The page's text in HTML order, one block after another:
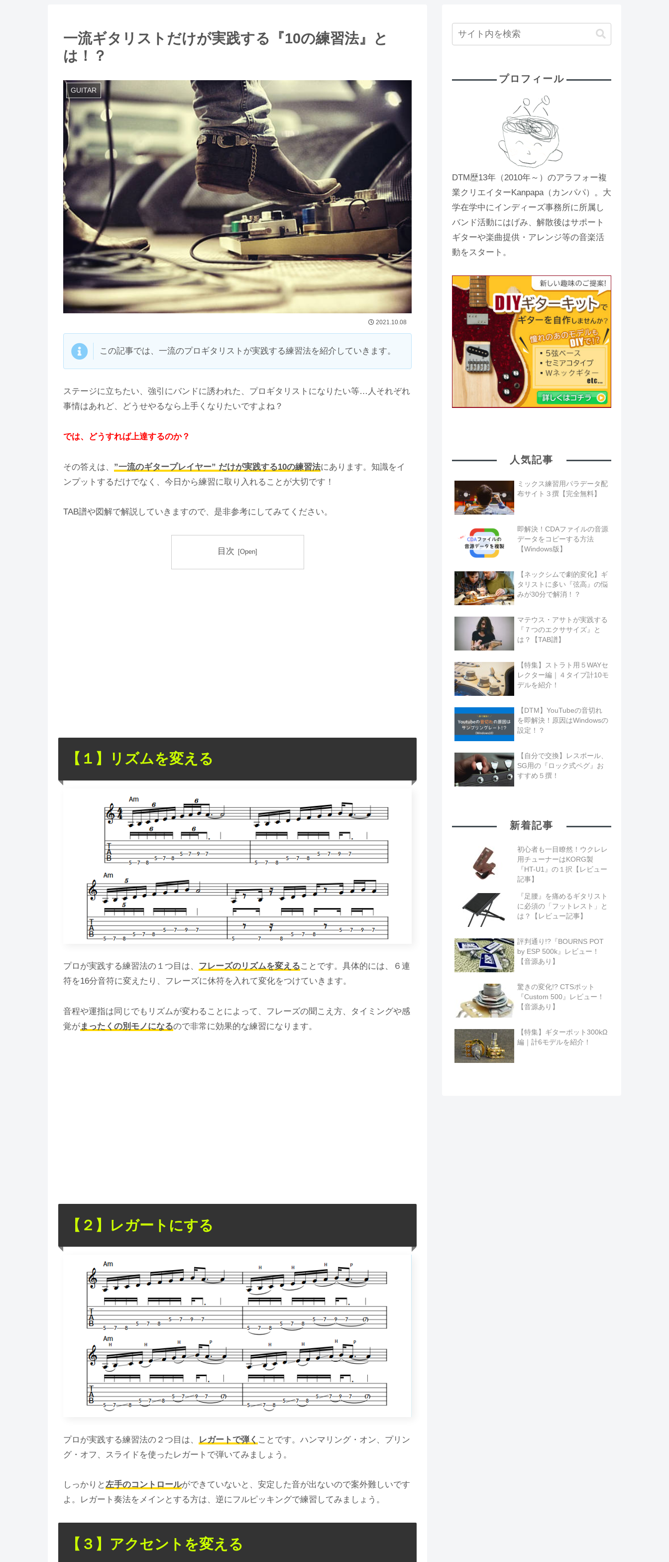
一流ギタリストだけが実践する『10の練習法』と
は！？
GUITAR
2021.10.08
この記事では、一流のプロギタリストが実践する練習法を紹介していきます。
ステージに立ちたい、強引にバンドに誘われた、プロギタリストになりたい等…人それぞれ
事情はあれど、どうせやるなら上手くなりたいですよね？
では、どうすれば上達するのか？
その答えは、 ”一流のギタープレイヤー” だけが実践する10の練習法にあります。知識をイ
ンプットするだけでなく、今日から練習に取り入れることが大切です！
TAB譜や図解で解説していきますので、是非参考にしてみてください。
目次
【１】リズムを変える
プロが実践する練習法の１つ目は、 フレーズのリズムを変えることです。具体的には、６連
符を16分音符に変えたり、フレーズに休符を入れて変化をつけていきます。
音程や運指は同じでもリズムが変わることによって、フレーズの聞こえ方、タイミングや感
覚がまったくの別モノになるので非常に効果的な練習になります。
【２】レガートにする
プロが実践する練習法の２つ目は、 レガートで弾く ことです。ハンマリング・オン、プリン
グ・オフ、スライドを使ったレガートで弾いてみましょう。
しっかりと左手のコントロールができていないと、安定した音が出ないので案外難しいです
よ。レガート奏法をメインとする方は、逆にフルピッキングで練習してみましょう。
【３】アクセントを変える
プロフィール
DTM歴13年（2010年～）のアラフォー複
業クリエイターKanpapa（カンパパ）。大
学在学中にインディーズ事務所に所属し
バンド活動にはげみ、解散後はサポート
ギターや楽曲提供・アレンジ等の音楽活
動をスタート。
人気記事
ミックス練習用パラデータ配
布サイト３撰【完全無料】
即解決！CDAファイルの音源
データをコピーする方法
【Windows版】
【ネックシムで劇的変化】ギ
タリストに多い『弦高』の悩
みが30分で解消！？
マテウス・アサトが実践する
『７つのエクササイズ』と
は？【TAB譜】
【特集】ストラト用５WAYセ
レクター編｜４タイプ計10モ
デルを紹介！
【DTM】YouTubeの音切れ
を即解決！原因はWindowsの
設定！？
【自分で交換】レスポール、
SG用の『ロック式ペグ』お
すすめ５撰！
新着記事
初心者も一目瞭然！ウクレレ
用チューナーはKORG製
『HT-U1』の１択【レビュー
記事】
『足腰』を痛めるギタリスト
に必須の「フットレスト」と
は？【レビュー記事】
評判通り!?『BOURNS POT
by ESP 500k』レビュー！
【音源あり】
驚きの変化!? CTSポット
『Custom 500』レビュー！
【音源あり】
【特集】ギターポット300kΩ
編｜計6モデルを紹介！